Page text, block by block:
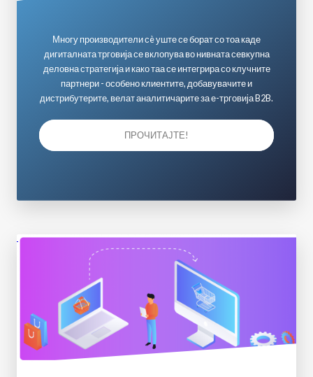
Многу производители сè уште се борат со тоа каде
дигиталната трговија се вклопува во нивната севкупна
деловна стратегија и како таа се интегрира со клучните
партнери - особено клиентите, добавувачите и
дистрибутерите, велат аналитичарите за е-трговија B2B.
ПРОЧИТАЈТЕ!